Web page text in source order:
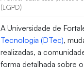
(LGPD)
A Universidade de
Tecnologia (DTec),
realizadas, a
forma detalhada sobre